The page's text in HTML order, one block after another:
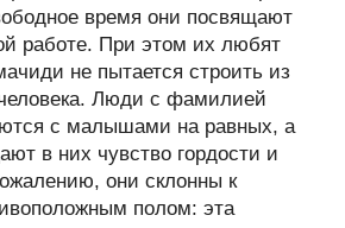
время они посвящают
работе. При этом их любят
не пытается строить из
Люди с фамилией
с малышами на равных, а
в них чувство гордости и
они склонны к
полом: эта